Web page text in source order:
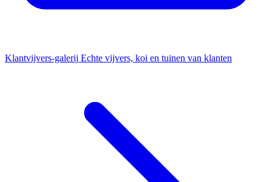
Klantvijvers-galerij Echte vijvers, koi en tuinen van klanten